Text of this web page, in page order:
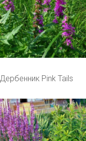
Дербенник Pink Tails